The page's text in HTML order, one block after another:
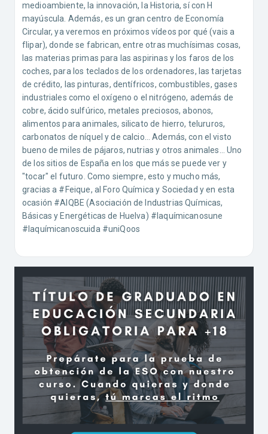
medioambiente, la innovación, la Historia, sí con H
mayúscula. Además, es un gran centro de Economía
Circular, ya veremos en próximos vídeos por qué (vais a
flipar), donde se fabrican, entre otras muchísimas cosas,
las materias primas para las aspirinas y los faros de los
coches, para los teclados de los ordenadores, las tarjetas
de crédito, las pinturas, dentífricos, combustibles, gases
industriales como el oxígeno o el nitrógeno, además de
cobre, ácido sulfúrico, metales preciosos, abonos,
alimentos para animales, silicato de hierro, telururos,
carbonatos de níquel y de calcio… Además, con el visto
bueno de miles de pájaros, nutrias y otros animales… Uno
de los sitios de España en los que más se puede ver y
"tocar" el futuro. Como siempre, esto y mucho más,
gracias a #Feique, al Foro Química y Sociedad y en esta
ocasión #AIQBE (Asociación de Industrias Químicas,
Básicas y Energéticas de Huelva) #laquímicanosune
#laquímicanoscuida #uniQoos